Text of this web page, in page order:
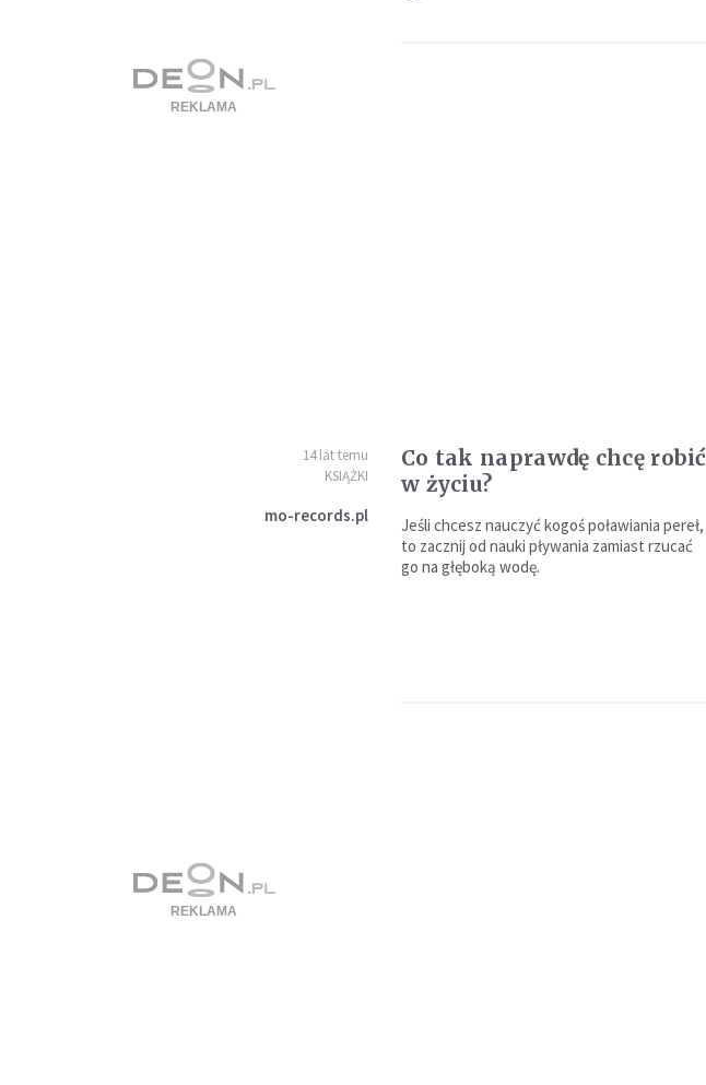
14 lat temu
KSIĄŻKI
mo-records.pl
Co tak naprawdę chcę robić
w życiu?
Jeśli chcesz nauczyć kogoś poławiania pereł,
to zacznij od nauki pływania zamiast rzucać
go na głęboką wodę.